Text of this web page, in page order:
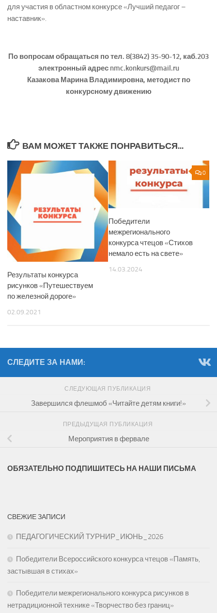
для участия в областном конкурсе «Лучший педагог –
наставник».
По вопросам обращаться по тел. 8(3842) 35-90-12, каб.203
электронный адрес nmc.konkurs@mail.ru
Казакова Марина Владимировна, методист по
конкурсному движению
ВАМ МОЖЕТ ТАКЖЕ ПОНРАВИТЬСЯ...
Результаты конкурса
рисунков «Путешествуем
по железной дороге»
02.09.2021
0
Победители
межрегионального
конкурса чтецов «Стихов
немало есть на свете»
14.03.2024
СЛЕДИТЕ ЗА НАМИ:
СЛЕДУЮЩАЯ ПУБЛИКАЦИЯ
Завершился флешмоб «Читайте детям книги!»
ПРЕДЫДУЩАЯ ПУБЛИКАЦИЯ
Мероприятия в фервале
ОБЯЗАТЕЛЬНО ПОДПИШИТЕСЬ НА НАШИ ПИСЬМА
СВЕЖИЕ ЗАПИСИ
ПЕДАГОГИЧЕСКИЙ ТУРНИР_ИЮНЬ_2026
Победители Всероссийского конкурса чтецов «Память,
застывшая в стихах»
Победители межрегионального конкурса рисунков в
нетрадиционной технике «Творчество без границ»